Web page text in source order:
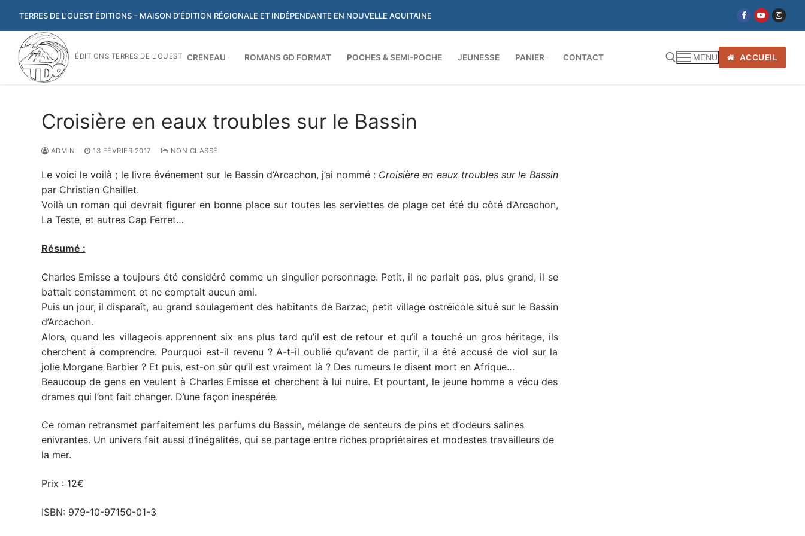
contenu
TERRES DE L’OUEST ÉDITIONS – MAISON D’ÉDITION RÉGIONALE ET INDÉPENDANTE EN NOUVELLE AQUITAINE
ÉDITIONS TERRES DE L'OUEST CRÉNEAU ROMANS GD FORMAT POCHES & SEMI-POCHE JEUNESSE PANIER CONTACT MENU ACCUEIL
Croisière en eaux troubles sur le Bassin
ADMIN 13 FÉVRIER 2017 NON CLASSÉ
Le voici le voilà ; le livre événement sur le Bassin d’Arcachon, j’ai nommé : Croisière en eaux troubles sur le Bassin
par Christian Chaillet.
Voilà un roman qui devrait figurer en bonne place sur toutes les serviettes de plage cet été du côté d’Arcachon,
La Teste, et autres Cap Ferret…
Résumé :
Charles Emisse a toujours été considéré comme un singulier personnage. Petit, il ne parlait pas, plus grand, il se
battait constamment et ne comptait aucun ami.
Puis un jour, il disparaît, au grand soulagement des habitants de Barzac, petit village ostréicole situé sur le Bassin
d’Arcachon.
Alors, quand les villageois apprennent six ans plus tard qu’il est de retour et qu’il a touché un gros héritage, ils
cherchent à comprendre. Pourquoi est-il revenu ? A-t-il oublié qu’avant de partir, il a été accusé de viol sur la
jolie Morgane Barbier ? Et puis, est-on sûr qu’il est vraiment là ? Des rumeurs le disent mort en Afrique…
Beaucoup de gens en veulent à Charles Emisse et cherchent à lui nuire. Et pourtant, le jeune homme a vécu des
drames qui l’ont fait changer. D’une façon inespérée.
Ce roman retransmet parfaitement les parfums du Bassin, mélange de senteurs de pins et d’odeurs salines
enivrantes. Un univers fait aussi d’inégalités, qui se partage entre riches propriétaires et modestes travailleurs de
la mer.
Prix : 12€
ISBN: 979-10-97150-01-3